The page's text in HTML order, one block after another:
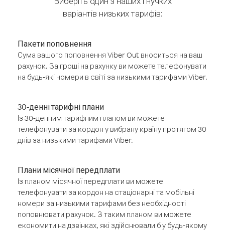
варіантів низьких тарифів:
Пакети поповнення
Сума вашого поповнення Viber Out вноситься на ваш
рахунок. За гроші на рахунку ви можете телефонувати
на будь-які номери в світі за низькими тарифами Viber.
30-денні тарифні плани
Із 30-денним тарифним планом ви можете
телефонувати за кордон у вибрану країну протягом 30
днів за низькими тарифами Viber.
Плани місячної передплати
Із планом місячної передплати ви можете
телефонувати за кордон на стаціонарні та мобільні
номери за низькими тарифами без необхідності
поповнювати рахунок. З таким планом ви можете
економити на дзвінках, які здійснювали б у будь-якому